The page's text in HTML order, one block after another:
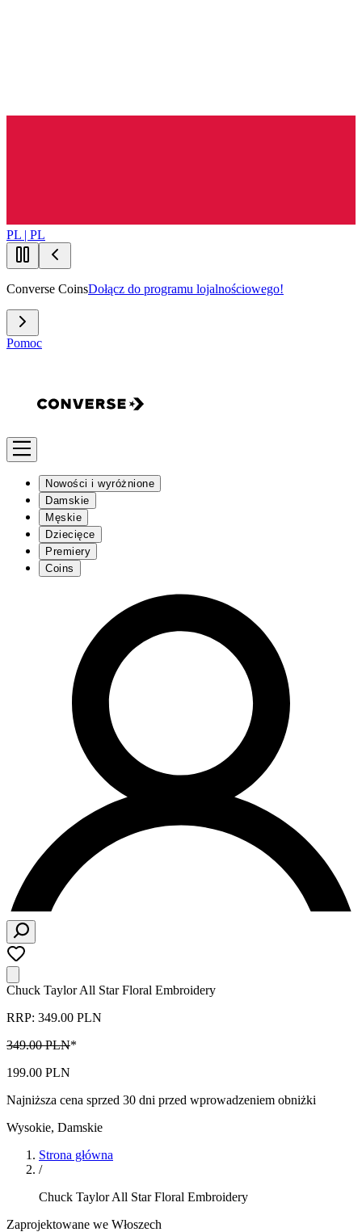
PL | PL
Converse CoinsDołącz do programu lojalnościowego!
Pomoc
Nowości i wyróżnione
Damskie
Męskie
Dziecięce
Premiery
Coins
Chuck Taylor All Star Floral Embroidery
RRP: 349.00 PLN
349.00 PLN*
199.00 PLN
Najniższa cena sprzed 30 dni przed wprowadzeniem obniżki
Wysokie, Damskie
Strona główna
/
Chuck Taylor All Star Floral Embroidery
Zaprojektowane we Włoszech